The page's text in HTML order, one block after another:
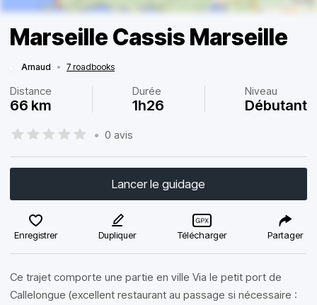
Marseille Cassis Marseille
Arnaud • 7 roadbooks
Distance
66 km
Durée
1h26
Niveau
Débutant
• 0 avis
Lancer le guidage
Enregistrer Dupliquer Télécharger Partager
Ce trajet comporte une partie en ville Via le petit port de
Callelongue (excellent restaurant au passage si nécessaire :